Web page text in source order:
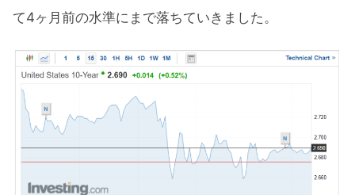
て4ヶ月前の水準にまで落ちていきました。